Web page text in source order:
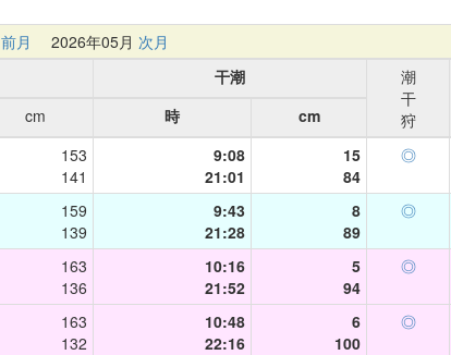
前月 2026年05月 次月
干潮
潮
干
狩
cm 時
cm
153
141
9:08
21:01
15
84
◎
159
139
9:43
21:28
8
89
◎
163
136
10:16
21:52
5
94
◎
163
132
10:48
22:16
6
100
◎